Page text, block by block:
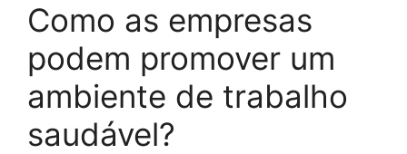
Como as empresas
podem promover um
ambiente de trabalho
saudável?